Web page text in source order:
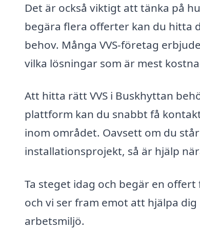
Det är också viktigt att tänka på
begära flera offerter kan du hitta
behov. Många VVS-företag
vilka lösningar som är mest
Att hitta rätt VVS i Buskhyttan
plattform kan du snabbt få
inom området. Oavsett om du
installationsprojekt, så är hjälp
Ta steget idag och begär en
och vi ser fram emot att hjälpa
arbetsmiljö.